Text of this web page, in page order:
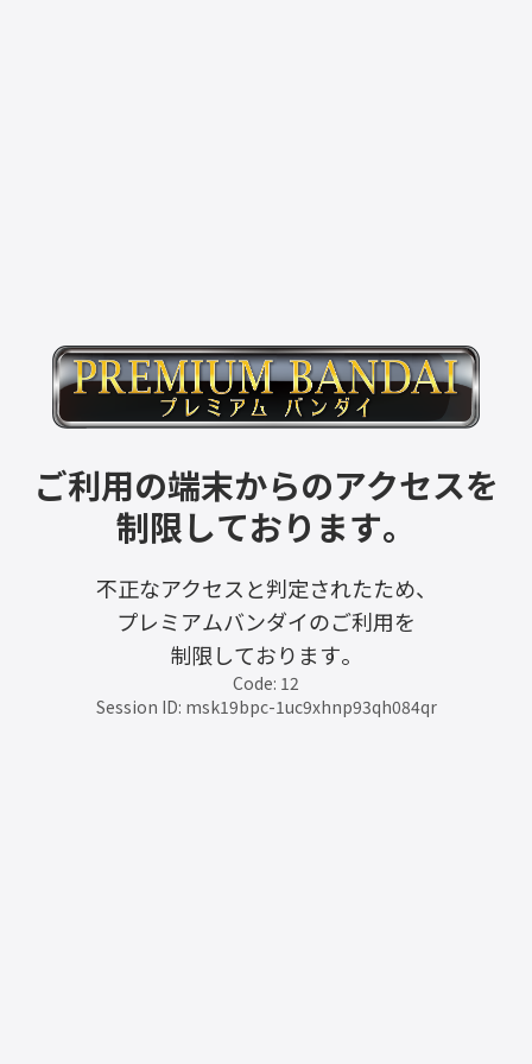
ご利用の端末からのアクセスを
制限しております。
不正なアクセスと判定されたため、
プレミアムバンダイのご利用を
制限しております。
Code: 12
Session ID: msk19bpc-1uc9xhnp93qh084qr